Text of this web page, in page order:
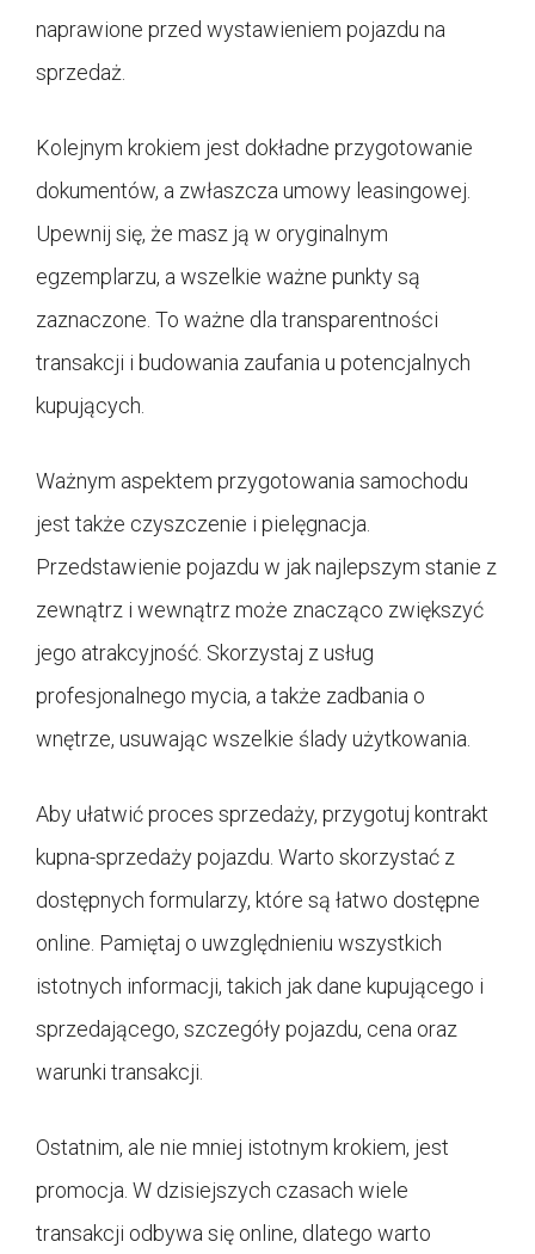
naprawione przed wystawieniem pojazdu na
sprzedaż.
Kolejnym krokiem jest dokładne przygotowanie
dokumentów, a zwłaszcza umowy leasingowej.
Upewnij się, że masz ją w oryginalnym
egzemplarzu, a wszelkie ważne punkty są
zaznaczone. To ważne dla transparentności
transakcji i budowania zaufania u potencjalnych
kupujących.
Ważnym aspektem przygotowania samochodu
jest także czyszczenie i pielęgnacja.
Przedstawienie pojazdu w jak najlepszym stanie z
zewnątrz i wewnątrz może znacząco zwiększyć
jego atrakcyjność. Skorzystaj z usług
profesjonalnego mycia, a także zadbania o
wnętrze, usuwając wszelkie ślady użytkowania.
Aby ułatwić proces sprzedaży, przygotuj kontrakt
kupna-sprzedaży pojazdu. Warto skorzystać z
dostępnych formularzy, które są łatwo dostępne
online. Pamiętaj o uwzględnieniu wszystkich
istotnych informacji, takich jak dane kupującego i
sprzedającego, szczegóły pojazdu, cena oraz
warunki transakcji.
Ostatnim, ale nie mniej istotnym krokiem, jest
promocja. W dzisiejszych czasach wiele
transakcji odbywa się online, dlatego warto